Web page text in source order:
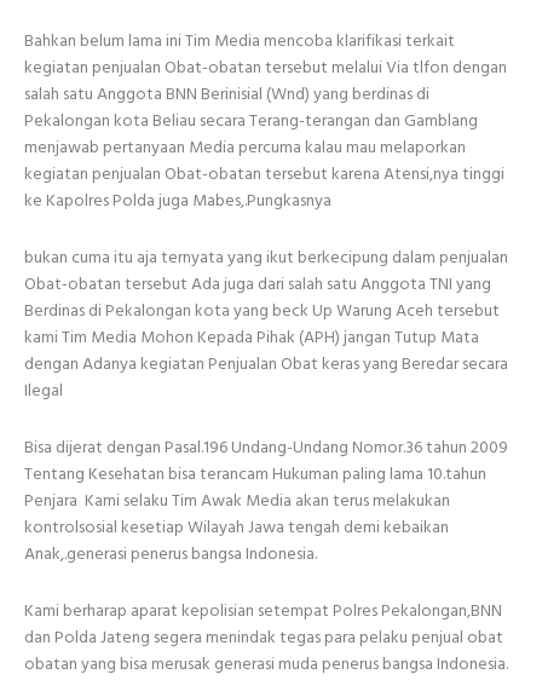
Bahkan belum lama ini Tim Media mencoba klarifikasi terkait
kegiatan penjualan Obat-obatan tersebut melalui Via tlfon dengan
salah satu Anggota BNN Berinisial (Wnd) yang berdinas di
Pekalongan kota Beliau secara Terang-terangan dan Gamblang
menjawab pertanyaan Media percuma kalau mau melaporkan
kegiatan penjualan Obat-obatan tersebut karena Atensi,nya tinggi
ke Kapolres Polda juga Mabes,.Pungkasnya
bukan cuma itu aja ternyata yang ikut berkecipung dalam penjualan
Obat-obatan tersebut Ada juga dari salah satu Anggota TNI yang
Berdinas di Pekalongan kota yang beck Up Warung Aceh tersebut
kami Tim Media Mohon Kepada Pihak (APH) jangan Tutup Mata
dengan Adanya kegiatan Penjualan Obat keras yang Beredar secara
Ilegal
Bisa dijerat dengan Pasal.196 Undang-Undang Nomor.36 tahun 2009
Tentang Kesehatan bisa terancam Hukuman paling lama 10.tahun
Penjara Kami selaku Tim Awak Media akan terus melakukan
kontrolsosial kesetiap Wilayah Jawa tengah demi kebaikan
Anak,.generasi penerus bangsa Indonesia.
Kami berharap aparat kepolisian setempat Polres Pekalongan,BNN
dan Polda Jateng segera menindak tegas para pelaku penjual obat
obatan yang bisa merusak generasi muda penerus bangsa Indonesia.